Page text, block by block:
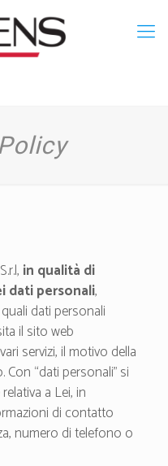
in qualità di
dati personali,
dati personali
il sito web
servizi, il motivo della
“dati personali” si
a Lei, in
di contatto
numero di telefono o